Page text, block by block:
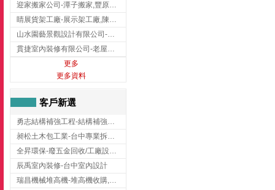
迎家搬家公司-潭子搬家,豐原搬家,大雅搬家,大甲搬家,台中推薦搬家,台中搬家
睛展貨架工廠-展示架工廠,陳列架,台中展示架工廠
山水園藝景觀設計有限公司-景觀工程,景觀設計,新竹園藝工程,新竹景觀設計
貫捷室內裝修有限公司-老屋翻新工程,台中老屋翻新工程,台中舊屋翻新
更多
更多資料
客戶新選
勇志結構補強工程-結構補強工程 ,桃園結構補強工程,龍潭結構補強工程
昶松土木包工業-台中專業拆除工程/挖土機出租
全昇環保-廢五金回收/工廠設備收購/機械設備回收/高價收購廠房設備
辰禹室內裝修-台中室內設計
瑞昌機械堆高機-堆高機收購,新北市堆高機,桃園堆高機